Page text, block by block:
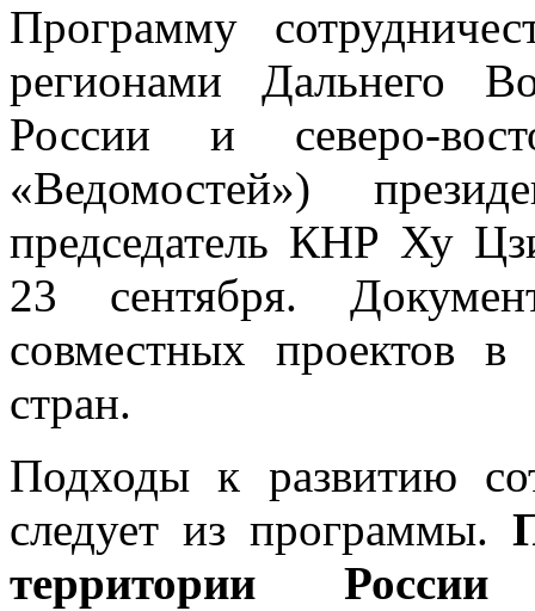
Программу
регионами Дальнего
России и северо-
«Ведомостей»)
председатель КНР Ху
23 сентября.
совместных проектов
стран.
Подходы к развитию
следует из программы.
территории